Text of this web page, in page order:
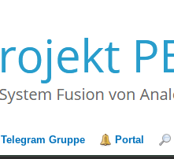
Telegram Gruppe Portal